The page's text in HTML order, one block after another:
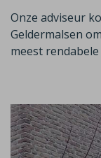
Onze adviseur
Geldermalsen
meest